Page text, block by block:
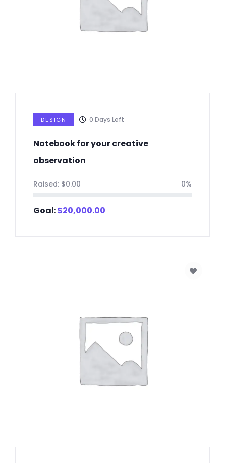
DESIGN 0 Days Left
Notebook for your creative
observation
Raised: $0.00 0%
Goal:$20,000.00